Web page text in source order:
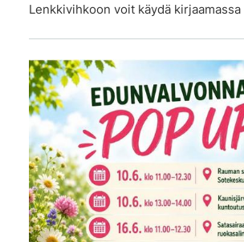
Lenkkivihkoon voit käydä